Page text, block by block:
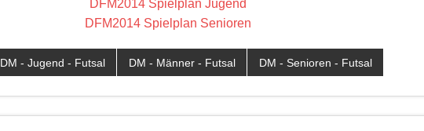
DFM2014 Spielplan Jugend
DFM2014 Spielplan Senioren
DM - Jugend - Futsal DM - Männer - Futsal DM - Senioren - Futsal